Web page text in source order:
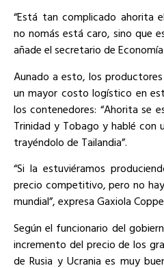
“Está tan complicado ahorita
no nomás está caro, sino que
añade el secretario de
Aunado a esto, los
un mayor costo logístico en
los contenedores: “Ahorita se
Trinidad y Tobago y hablé con
trayéndolo de Tailandia”.
“Si la estuviéramos
precio competitivo, pero no
mundial”, expresa Gaxiola
Según el funcionario del
incremento del precio de los
de Rusia y Ucrania es muy